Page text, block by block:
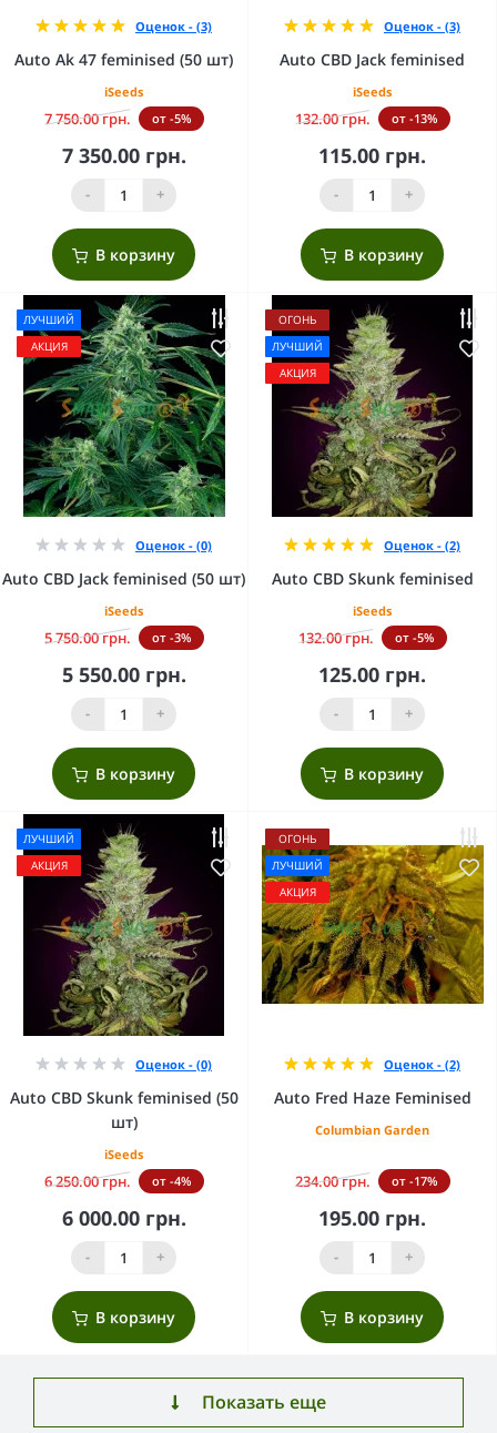
Оценок - (3)
Auto Ak 47 feminised (50 шт)
iSeeds
7 750.00 грн. от -5%
7 350.00 грн.
- +
В корзину
Оценок - (3)
Auto CBD Jack feminised
iSeeds
132.00 грн. от -13%
115.00 грн.
- +
В корзину
ЛУЧШИЙ
АКЦИЯ
Оценок - (0)
Auto CBD Jack feminised (50 шт)
iSeeds
5 750.00 грн. от -3%
5 550.00 грн.
- +
В корзину
ОГОНЬ
ЛУЧШИЙ
АКЦИЯ
Оценок - (2)
Auto CBD Skunk feminised
iSeeds
132.00 грн. от -5%
125.00 грн.
- +
В корзину
ЛУЧШИЙ
АКЦИЯ
Оценок - (0)
Auto CBD Skunk feminised (50
шт)
iSeeds
6 250.00 грн. от -4%
6 000.00 грн.
- +
В корзину
ОГОНЬ
ЛУЧШИЙ
АКЦИЯ
Оценок - (2)
Auto Fred Haze Feminised
Columbian Garden
234.00 грн. от -17%
195.00 грн.
- +
В корзину
Показать еще